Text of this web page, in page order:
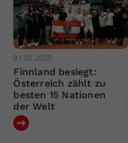
01.02.2025
Finnland besiegt:
Österreich zählt zu
besten 15 Nationen
der Welt